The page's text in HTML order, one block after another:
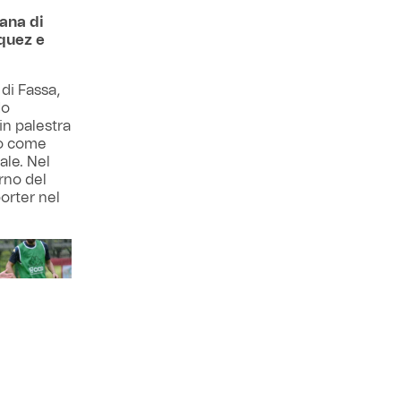
di
e
Fassa,
palestra
come
Nel
del
nel